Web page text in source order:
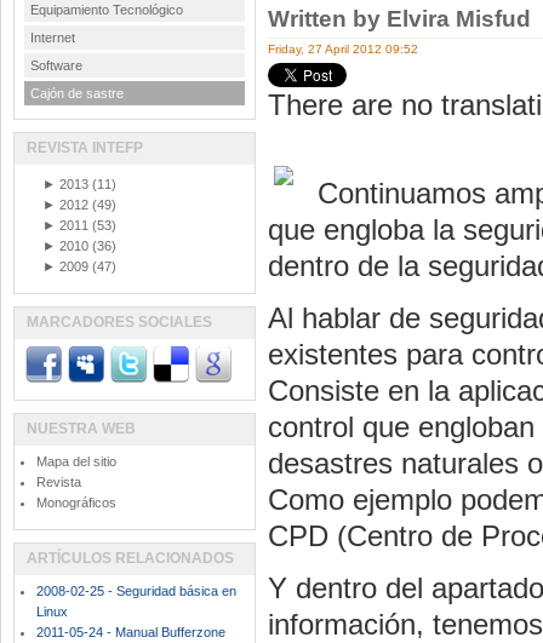
Written by Elvira Misfud
Friday, 27 April 2012 09:52
There are no
Continuamos
que engloba la
dentro de la
Al hablar de
existentes para
Consiste en la
control que
desastres naturales
Como ejemplo
CPD (Centro de
Y dentro del
información,
Equipamiento Tecnológico
Internet
Software
Cajón de sastre
REVISTA INTEFP
► 2013 (11)
► 2012 (49)
► 2011 (53)
► 2010 (36)
► 2009 (47)
MARCADORES SOCIALES
NUESTRA WEB
Mapa del sitio
Revista
Monográficos
ARTÍCULOS RELACIONADOS
2008-02-25 - Seguridad básica en
Linux
2011-05-24 - Manual Bufferzone